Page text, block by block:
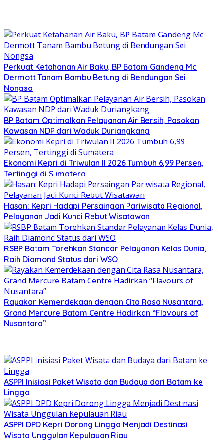
Perkuat Ketahanan Air Baku, BP Batam Gandeng Mc
Dermott Tanam Bambu Betung di Bendungan Sei
Nongsa
BP Batam Optimalkan Pelayanan Air Bersih, Pasokan
Kawasan NDP dari Waduk Duriangkang
Ekonomi Kepri di Triwulan II 2026 Tumbuh 6,99 Persen,
Tertinggi di Sumatera
Hasan: Kepri Hadapi Persaingan Pariwisata Regional,
Pelayanan Jadi Kunci Rebut Wisatawan
RSBP Batam Torehkan Standar Pelayanan Kelas Dunia,
Raih Diamond Status dari WSO
Rayakan Kemerdekaan dengan Cita Rasa Nusantara,
Grand Mercure Batam Centre Hadirkan “Flavours of
Nusantara”
ASPPI Inisiasi Paket Wisata dan Budaya dari Batam ke
Lingga
ASPPI DPD Kepri Dorong Lingga Menjadi Destinasi
Wisata Unggulan Kepulauan Riau